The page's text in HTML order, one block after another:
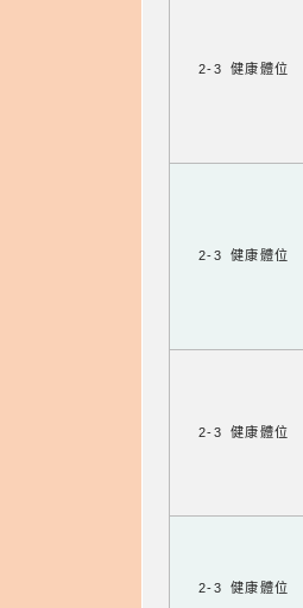
2-3 健康體位
2-3 健康體位
2-3 健康體位
2-3 健康體位